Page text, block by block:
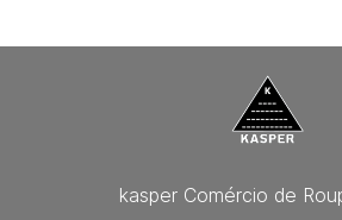
kasper Comércio de